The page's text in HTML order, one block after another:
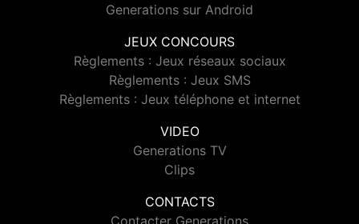
Generations sur Android
JEUX CONCOURS
Règlements : Jeux réseaux sociaux
Règlements : Jeux SMS
Règlements : Jeux téléphone et internet
VIDEO
Generations TV
Clips
CONTACTS